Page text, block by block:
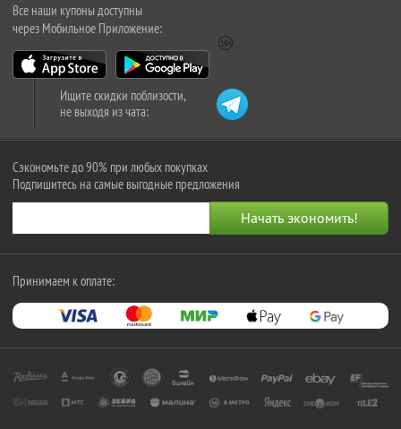
Все наши купоны доступны
через Мобильное Приложение:
Ищите скидки поблизости,
не выходя из чата:
Сэкономьте до 90% при любых покупках
Подпишитесь на самые выгодные предложения
Принимаем к оплате: